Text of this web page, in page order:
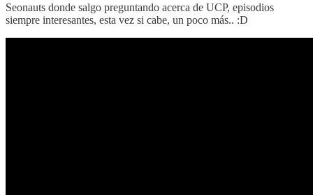
Seonauts donde salgo preguntando acerca de UCP, episodios
siempre interesantes, esta vez si cabe, un poco más.. :D